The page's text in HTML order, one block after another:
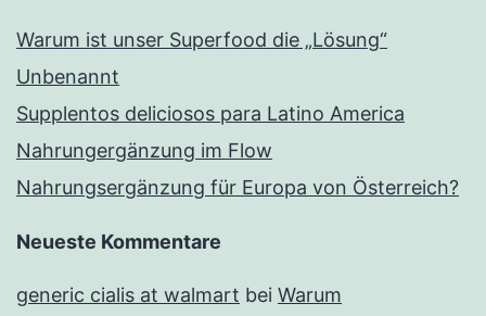
Warum ist unser Superfood die „Lösung“
Unbenannt
Supplentos deliciosos para Latino America
Nahrungergänzung im Flow
Nahrungsergänzung für Europa von Österreich?
Neueste Kommentare
generic cialis at walmart bei Warum